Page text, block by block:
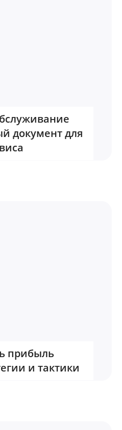
документ для
прибыль
и тактики